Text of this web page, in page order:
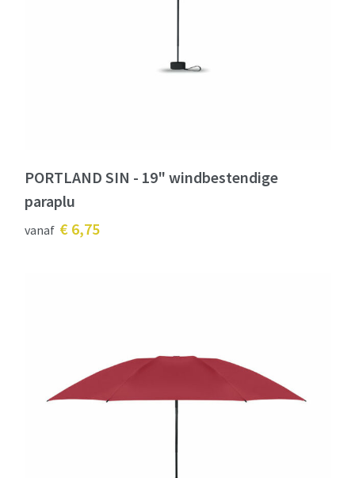
PORTLAND SIN - 19" windbestendige
paraplu
vanaf € 6,75